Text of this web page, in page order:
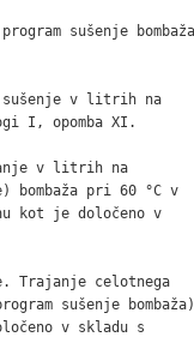
sušenje bombaža
sušenje v litrih na
I, opomba XI.
v litrih na
bombaža pri 60 °C v
kot je določeno v
Trajanje celotnega
sušenje bombaža)
v skladu s